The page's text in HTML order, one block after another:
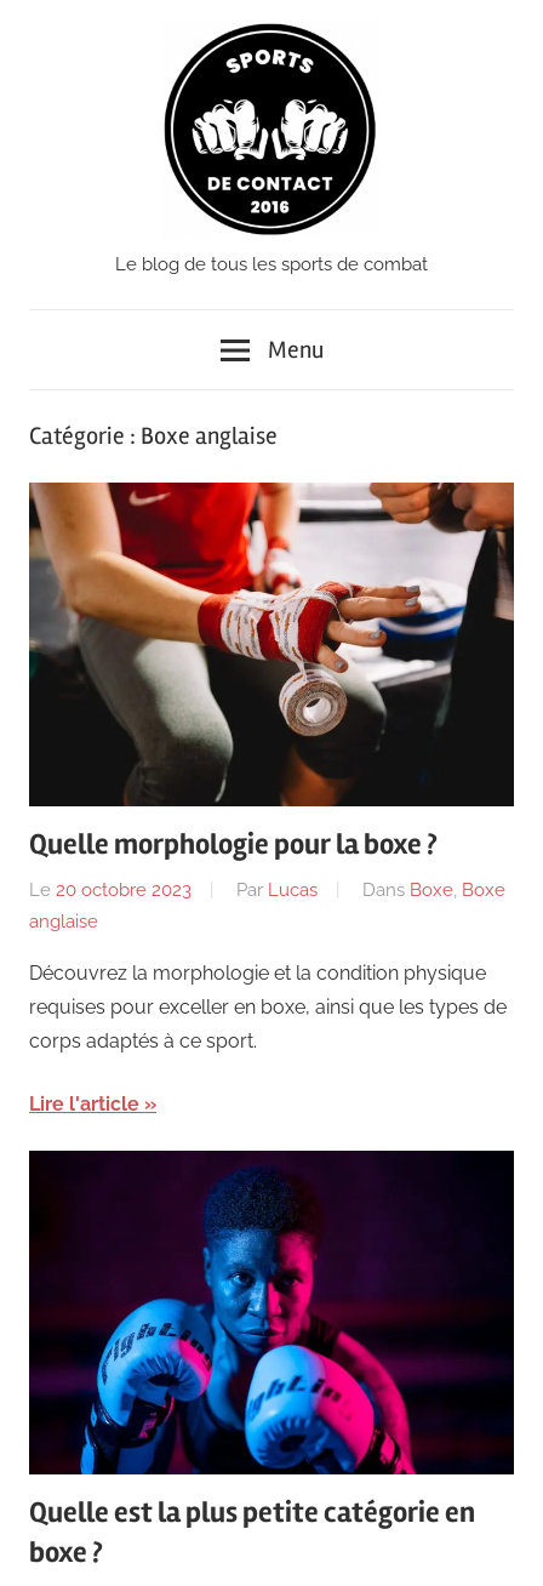
Sports
Le blog de tous les sports de combat
Menu
Catégorie : Boxe anglaise
Quelle morphologie pour la boxe ?
Le 20 octobre 2023 Par Lucas Dans Boxe, Boxe
anglaise
Découvrez la morphologie et la condition physique
requises pour exceller en boxe, ainsi que les types de
corps adaptés à ce sport.
Lire l'article
Quelle est la plus petite catégorie en
boxe ?